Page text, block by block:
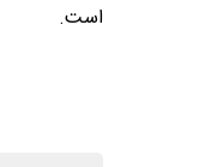
است.